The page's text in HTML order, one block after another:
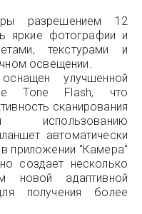
разрешением 12
яркие фотографии и
текстурами и
освещении.
улучшенной
Tone Flash, что
сканирования
использованию
автоматически
приложении "Камера"
создает несколько
новой адаптивной
получения более